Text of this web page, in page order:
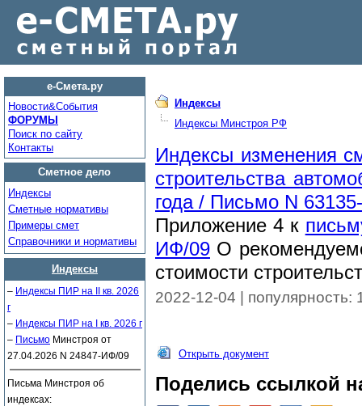
е-Смета.ру
Новости&Cобытия
ФОРУМЫ
Поиск по сайту
Контакты
Сметное дело
Индексы
Сметные нормативы
Примеры смет
Справочники и нормативы
Индексы
– Индексы ПИР на II кв. 2026
г
– Индексы ПИР на I кв. 2026 г
– Письмо Минстроя от
27.04.2026 N 24847-ИФ/09
Письма Минстроя об
индексах:
Индексы
Индексы Минстроя РФ
Индексы изменения
строительства
года / Письмо N
Приложение 4 к
ИФ/09 О
стоимости
2022-12-04 | популярность:
Открыть документ
Поделись ссылкой